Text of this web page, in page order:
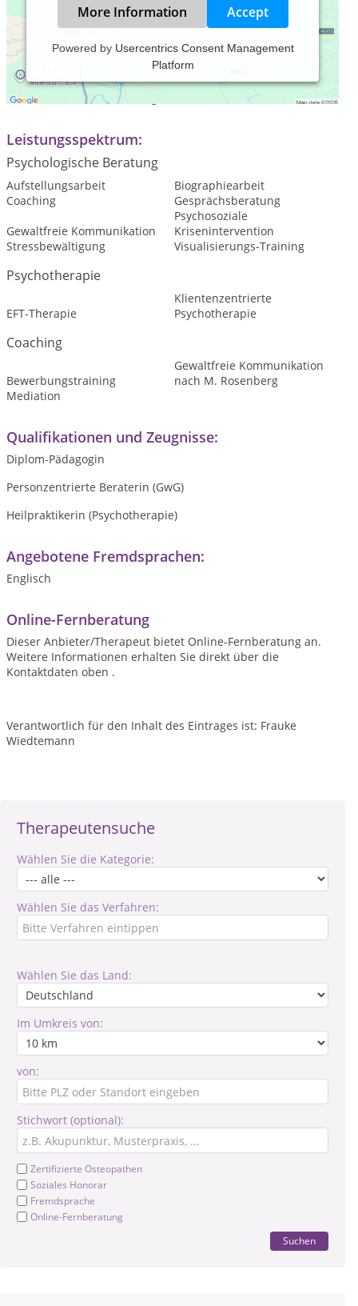
Therapeutensuche
Wählen Sie die Kategorie:
Wählen Sie das Verfahren:
Wählen Sie das Land:
Im Umkreis von:
von:
Stichwort (optional):
Zertifizierte Osteopathen
Soziales Honorar
Fremdsprache
Online-Fernberatung
Suchen
More Information Accept
Powered by Usercentrics Consent Management
Platform
Praxiszeiten:
Termine nach Vereinbarung
Leistungsspektrum:
Psychologische Beratung
Aufstellungsarbeit
Biographiearbeit
Coaching
Gesprächsberatung
Gewaltfreie Kommunikation
Psychosoziale
Krisenintervention
Stressbewältigung
Visualisierungs-Training
Psychotherapie
EFT-Therapie
Klientenzentrierte
Psychotherapie
Coaching
Bewerbungstraining
Gewaltfreie Kommunikation
nach M. Rosenberg
Mediation
Qualifikationen und Zeugnisse:
Diplom-Pädagogin
Personzentrierte Beraterin (GwG)
Heilpraktikerin (Psychotherapie)
Angebotene Fremdsprachen:
Englisch
Online-Fernberatung
Dieser Anbieter/Therapeut bietet Online-Fernberatung an.
Weitere Informationen erhalten Sie direkt über die
Kontaktdaten oben .
Verantwortlich für den Inhalt des Eintrages ist: Frauke
Wiedtemann